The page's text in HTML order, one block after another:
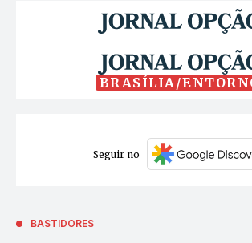
BRASÍLIA/
Seguir no
BASTIDORES